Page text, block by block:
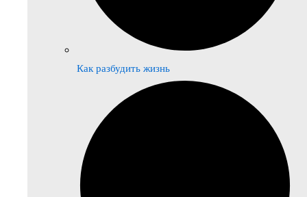
Как разбудить жизнь